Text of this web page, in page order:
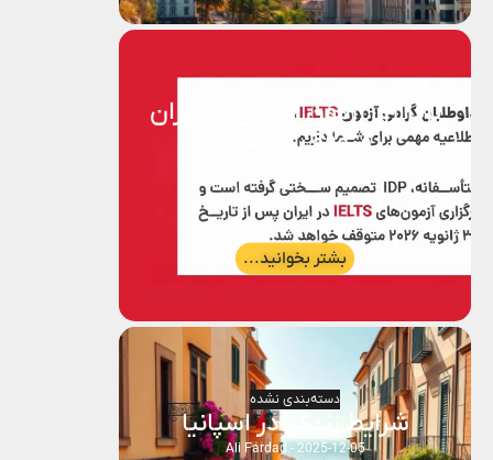
برگزاری آزمون آیلتس در ایران
متوقف می‌شود
بشتر بخوانید...
دسته‌بندی نشده
شرایط زندگی در اسپانیا
Ali Fardad 2025-12-05